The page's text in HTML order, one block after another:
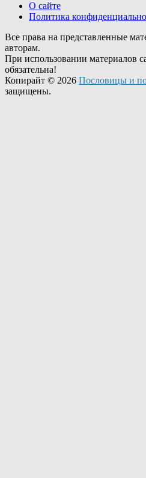
О сайте
Политика
Все права на представленные
авторам.
При использовании материалов
обязательна!
Копирайт © 2026 Пословицы и
защищены.